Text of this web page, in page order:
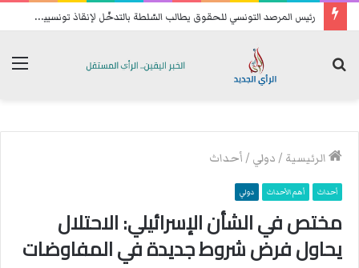
ر
ئيس المرصد التونسي للحقوق يطالب السّلطة بالتدخّل لإنقاذ تونسيين عالقين في ليبيا
الرئيسية /دولي /أحداث
أحداث أهم الأحداث دولي
مختص في الشأن الإسرائيلي: الاحتلال
يحاول فرض شروط جديدة في المفاوضات